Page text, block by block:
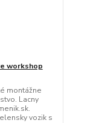
workshop
montážne
Lacny
vozik s